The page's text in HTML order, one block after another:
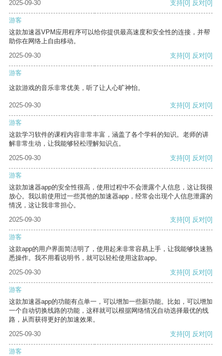
2025-09-30 支持[0] 反对[0]
游客
这款加速器VPM应用程序可以给你提供最高速度和安全性的连接，并帮
助你在网络上自由移动。
2025-09-30
支持[0] 反对[0]
游客
这款游戏的音乐非常优美，听了让人心旷神怡。
2025-09-30 支持[0] 反对[0]
游客
这款学习软件的课程内容非常丰富，涵盖了各个学科的知识。老师的讲
解非常生动，让我能够轻松理解知识点。
2025-09-30
支持[0] 反对[0]
游客
这款加速器app的安全性很高，使用过程中不会泄露个人信息，这让我很
放心。我以前使用过一些其他的加速器app，经常会出现个人信息泄露的
情况，这让我非常担心。
2025-09-30
支持[0] 反对[0]
游客
这款app的用户界面简洁明了，使用起来非常容易上手，让我能够快速熟
悉操作。我不用看说明书，就可以轻松使用这款app。
2025-09-30
支持[0] 反对[0]
游客
这款加速器app的功能有点单一，可以增加一些新功能。比如，可以增加
一个自动切换线路的功能，这样就可以根据网络情况自动选择最优的线
路，从而获得更好的加速效果。
2025-09-30
支持[0] 反对[0]
游客